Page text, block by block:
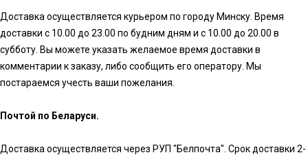
Доставка осуществляется курьером по городу Минску. Время
доставки с 10.00 до 23.00 по будним дням и с 10.00 до 20.00 в
субботу. Вы можете указать желаемое время доставки в
комментарии к заказу, либо сообщить его оператору. Мы
постараемся учесть ваши пожелания.
Почтой по Беларуси.
Доставка осуществляется через РУП "Белпочта". Срок доставки 2-